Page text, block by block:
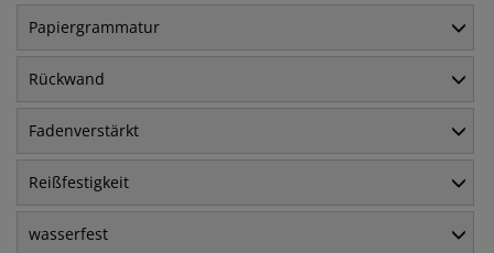
Papiergrammatur
Rückwand
Fadenverstärkt
Reißfestigkeit
wasserfest